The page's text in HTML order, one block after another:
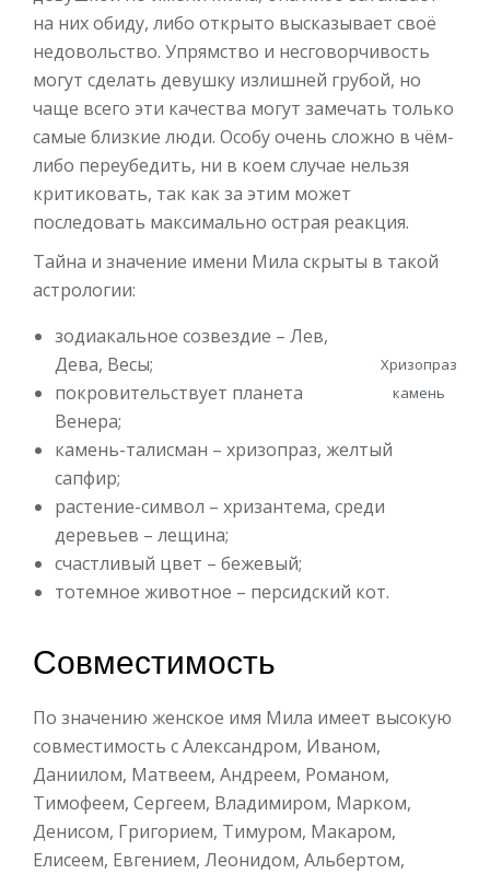
на них обиду, либо открыто высказывает своё
недовольство. Упрямство и несговорчивость
могут сделать девушку излишней грубой, но
чаще всего эти качества могут замечать только
самые близкие люди. Особу очень сложно в чём-
либо переубедить, ни в коем случае нельзя
критиковать, так как за этим может
последовать максимально острая реакция.
Тайна и значение имени Мила скрыты в такой
астрологии:
Хризопраз
камень
зодиакальное созвездие – Лев,
Дева, Весы;
покровительствует планета
Венера;
камень-талисман – хризопраз, желтый
сапфир;
растение-символ – хризантема, среди
деревьев – лещина;
счастливый цвет – бежевый;
тотемное животное – персидский кот.
Совместимость
По значению женское имя Мила имеет высокую
совместимость с Александром, Иваном,
Даниилом, Матвеем, Андреем, Романом,
Тимофеем, Сергеем, Владимиром, Марком,
Денисом, Григорием, Тимуром, Макаром,
Елисеем, Евгением, Леонидом, Альбертом,